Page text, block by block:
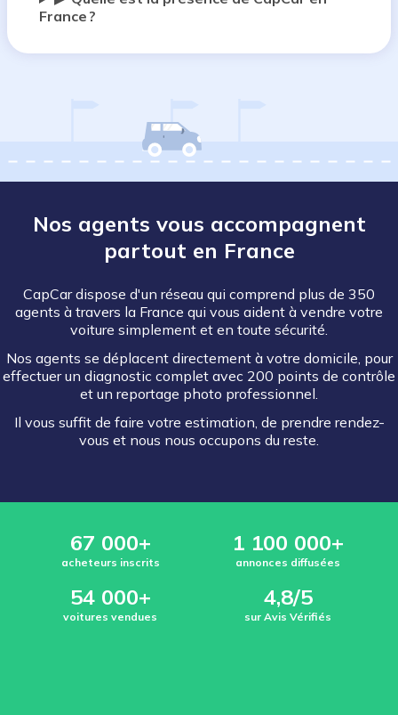
France ?
Nos agents vous accompagnent
partout en France
CapCar dispose d'un réseau qui comprend plus de 350
agents à travers la France qui vous aident à vendre votre
voiture simplement et en toute sécurité.
Nos agents se déplacent directement à votre domicile, pour
effectuer un diagnostic complet avec 200 points de contrôle
et un reportage photo professionnel.
Il vous suffit de faire votre estimation, de prendre rendez-
vous et nous nous occupons du reste.
67 000+
acheteurs inscrits
1 100 000+
annonces diffusées
54 000+
voitures vendues
4,8/5
sur Avis Vérifiés